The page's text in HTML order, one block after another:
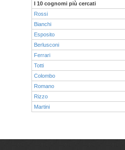
I 10 cognomi più cercati
Rossi
Bianchi
Esposito
Berlusconi
Ferrari
Totti
Colombo
Romano
Rizzo
Martini